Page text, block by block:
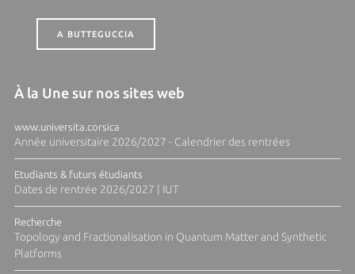
A BUTTEGUCCIA
À la Une sur nos sites web
www.universita.corsica
Année universitaire 2026/2027 - Calendrier des rentrées
Etudiants & futurs étudiants
Dates de rentrée 2026/2027 | IUT
Recherche
Topology and Fractionalisation in Quantum Matter and Synthetic
Platforms